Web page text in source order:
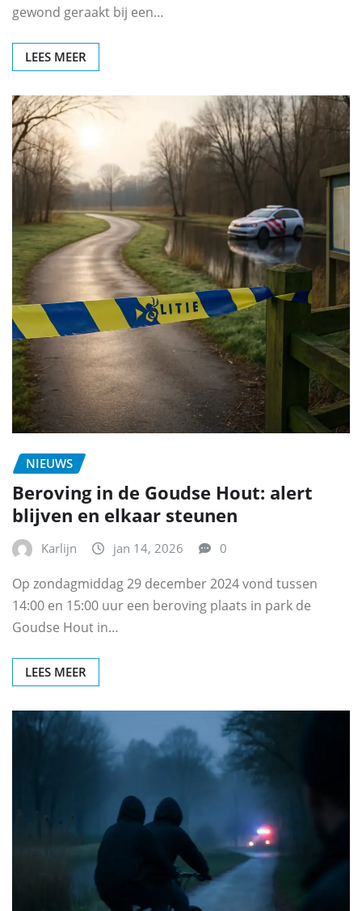
gewond geraakt bij een…
LEES MEER
NIEUWS
Beroving in de Goudse Hout: alert
blijven en elkaar steunen
Karlijn jan 14, 2026 0
Op zondagmiddag 29 december 2024 vond tussen
14:00 en 15:00 uur een beroving plaats in park de
Goudse Hout in…
LEES MEER